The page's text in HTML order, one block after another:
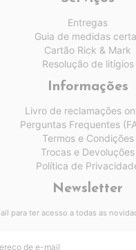
Entregas
Guia de medidas
Cartão Rick & Mark
Resolução de litígios
Informações
Livro de reclamações
Perguntas Frequentes
Termos e Condições
Trocas e Devoluções
Política de
Newsletter
para ter acesso a todas as